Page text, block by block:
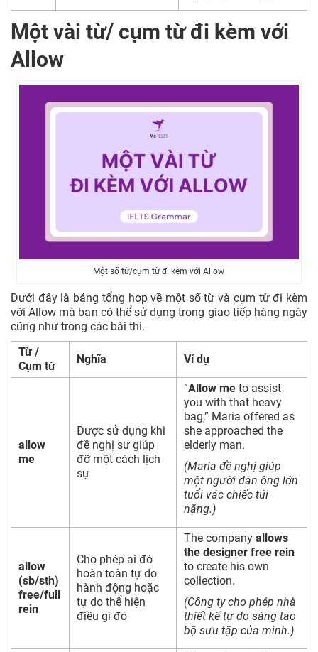
Một vài từ/ cụm từ đi kèm với
Allow
Một số từ/cụm từ đi kèm với Allow
Dưới đây là bảng tổng hợp về một số từ và cụm từ đi kèm
với Allow mà bạn có thể sử dụng trong giao tiếp hàng ngày
cũng như trong các bài thi.
Từ /
Cụm từ
Nghĩa Ví dụ
allow
me
Được sử dụng khi
đề nghị sự giúp
đỡ một cách lịch
sự
“Allow me to assist
you with that heavy
bag,” Maria offered as
she approached the
elderly man.
(Maria đề nghị giúp
một người đàn ông lớn
tuổi vác chiếc túi
nặng.)
allow
(sb/sth)
free/full
rein
Cho phép ai đó
hoàn toàn tự do
hành động hoặc
tự do thể hiện
điều gì đó
The company allows
the designer free rein
to create his own
collection.
(Công ty cho phép nhà
thiết kế tự do sáng tạo
bộ sưu tập của mình.)